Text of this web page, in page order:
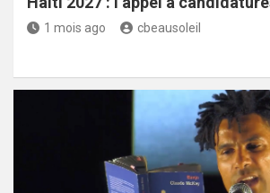
1 mois ago cbeausoleil